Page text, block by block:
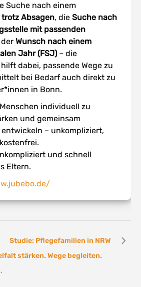
Suche nach einem
Absagen, die Suche nach
mit passenden
Wunsch nach einem
Jahr (FSJ)– die
dabei, passende Wege zu
bei Bedarf auch direkt zu
in Bonn.
individuell zu
und gemeinsam
– unkompliziert,
und schnell
Eltern.
Studie: Pflegefamilien in NRW
stärken. Wege begleiten.